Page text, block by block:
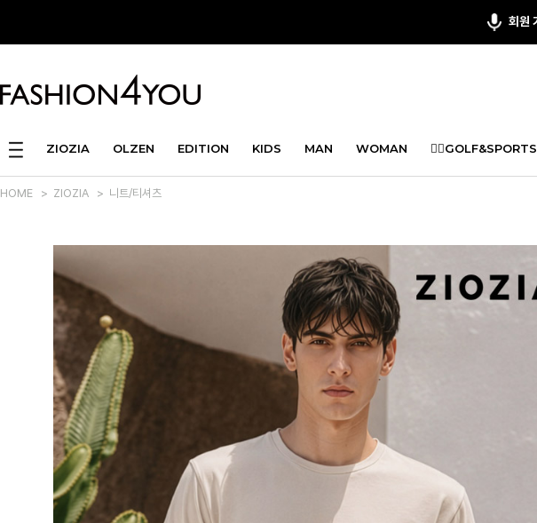
ZIOZIA OLZEN EDITION KIDS MAN WOMAN 🏌️‍♂️GOLF&SPORTS
HOME > ZIOZIA > 니트/티셔츠